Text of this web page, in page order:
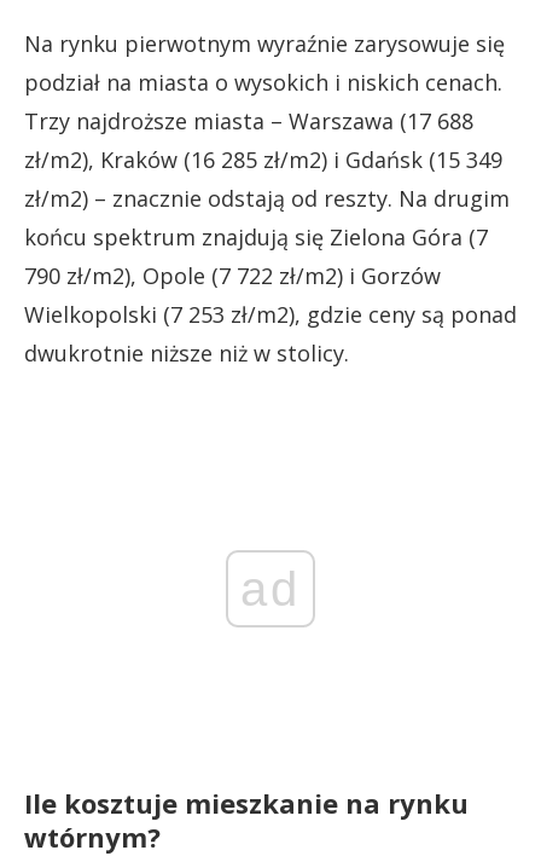
Na rynku pierwotnym wyraźnie zarysowuje się
podział na miasta o wysokich i niskich cenach.
Trzy najdroższe miasta – Warszawa (17 688
zł/m2), Kraków (16 285 zł/m2) i Gdańsk (15 349
zł/m2) – znacznie odstają od reszty. Na drugim
końcu spektrum znajdują się Zielona Góra (7
790 zł/m2), Opole (7 722 zł/m2) i Gorzów
Wielkopolski (7 253 zł/m2), gdzie ceny są ponad
dwukrotnie niższe niż w stolicy.
ad
Ile kosztuje mieszkanie na rynku
wtórnym?